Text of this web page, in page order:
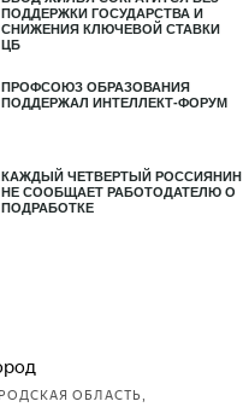
ПОДДЕРЖКИ ГОСУДАРСТВА И
СНИЖЕНИЯ КЛЮЧЕВОЙ СТАВКИ
ЦБ
ПРОФСОЮЗ ОБРАЗОВАНИЯ
ПОДДЕРЖАЛ ИНТЕЛЛЕКТ-ФОРУМ
КАЖДЫЙ ЧЕТВЕРТЫЙ РОССИЯНИН
НЕ СООБЩАЕТ РАБОТОДАТЕЛЮ О
ПОДРАБОТКЕ